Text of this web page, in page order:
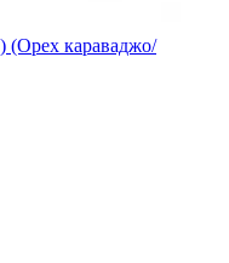
караваджо/